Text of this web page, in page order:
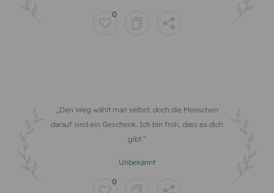
0
Den Weg wählt man selbst, doch die Menschen
darauf sind ein Geschenk. Ich bin froh, dass es dich
gibt.
Unbekannt
0